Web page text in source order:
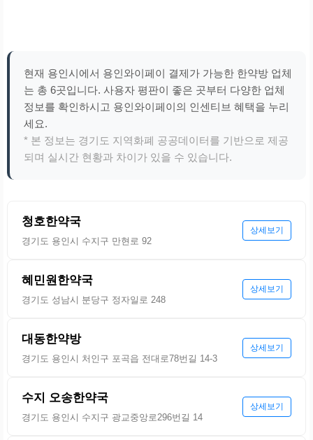
현재 용인시에서 용인와이페이 결제가 가능한 한약방 업체
는 총 6곳입니다. 사용자 평판이 좋은 곳부터 다양한 업체
정보를 확인하시고 용인와이페이의 인센티브 혜택을 누리
세요.
* 본 정보는 경기도 지역화폐 공공데이터를 기반으로 제공
되며 실시간 현황과 차이가 있을 수 있습니다.
청호한약국
경기도 용인시 수지구 만현로 92
상세보기
혜민원한약국
경기도 성남시 분당구 정자일로 248
상세보기
대동한약방
경기도 용인시 처인구 포곡읍 전대로78번길 14-3
상세보기
수지 오송한약국
경기도 용인시 수지구 광교중앙로296번길 14
상세보기